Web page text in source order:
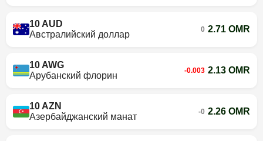
10 AUD
Австралийский доллар
0 2.71 OMR
10 AWG
Арубанский флорин
-0.003 2.13 OMR
10 AZN
Азербайджанский манат
-0 2.26 OMR